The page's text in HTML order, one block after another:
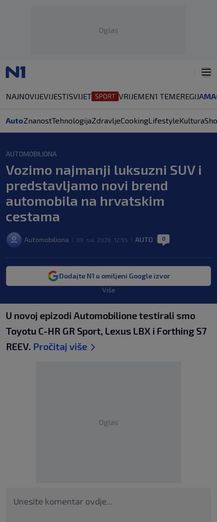
Oglas
NAJNOVIJEVIJESTISVIJET VRIJEMEN1 TEMEREGIJA
AutoZnanostTehnologijaZdravljeCookingLifestyleKultura
AUTOMOBILIONA
Vozimo najmanji luksuzni SUV i
predstavljamo novi brend
automobila na hrvatskim
cestama
Automobiliona 09. svi. 2026. 12:55 AUTO 0
Dodajte N1 u omiljeni Google izvor
Više
U novoj epizodi Automobilione testirali smo
Toyotu C-HR GR Sport, Lexus LBX i Forthing S7
REEV. Pročitaj više
Oglas